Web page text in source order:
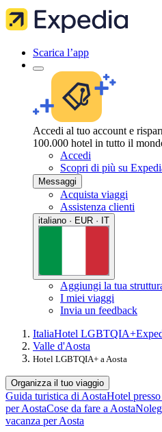
Scarica l’app
Accedi al tuo account e
100.000 hotel in tutto il
Accedi
Scopri di più su
Messaggi
Acquista viaggi
Assistenza clienti
italiano · EUR · IT
Aggiungi la tua
I miei viaggi
Invia un feedback
ItaliaHotel LGBTQIA+
Valle d'Aosta
Hotel LGBTQIA+ a Aosta
Organizza il tuo viaggio
Guida turistica di AostaHotel
per AostaCose da fare a Aosta
vacanza per Aosta